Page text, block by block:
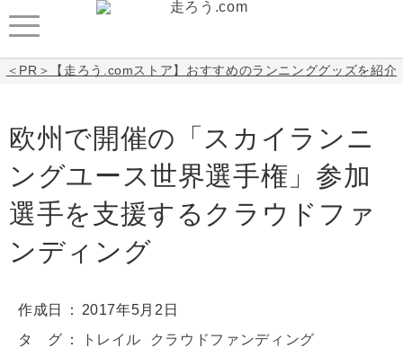
＜PR＞【走ろう.comストア】おすすめのランニンググッズを紹介
欧州で開催の「スカイランニ
ングユース世界選手権」参加
選手を支援するクラウドファ
ンディング
作成日
2017年5月2日
タ グ
トレイル クラウドファンディング